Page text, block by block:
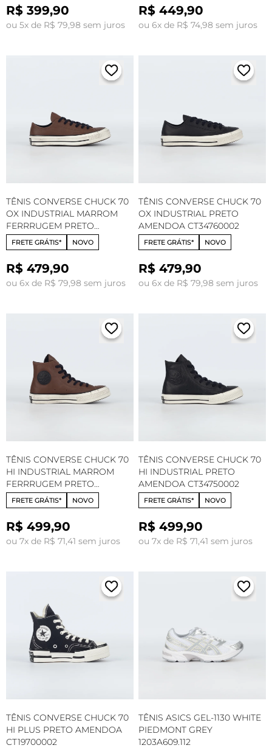
R$ 399,90
ou 5x de R$ 79,98 sem juros
R$ 449,90
ou 6x de R$ 74,98 sem juros
TÊNIS CONVERSE CHUCK 70
OX INDUSTRIAL MARROM
FERRRUGEM PRETO
AMENDOA CT34760001
FRETE GRÁTIS* NOVO
R$ 479,90
ou 6x de R$ 79,98 sem juros
TÊNIS CONVERSE CHUCK 70
OX INDUSTRIAL PRETO
AMENDOA CT34760002
FRETE GRÁTIS* NOVO
R$ 479,90
ou 6x de R$ 79,98 sem juros
TÊNIS CONVERSE CHUCK 70
HI INDUSTRIAL MARROM
FERRRUGEM PRETO
AMENDOA CT34750001
FRETE GRÁTIS* NOVO
R$ 499,90
ou 7x de R$ 71,41 sem juros
TÊNIS CONVERSE CHUCK 70
HI INDUSTRIAL PRETO
AMENDOA CT34750002
FRETE GRÁTIS* NOVO
R$ 499,90
ou 7x de R$ 71,41 sem juros
TÊNIS CONVERSE CHUCK 70
HI PLUS PRETO AMENDOA
CT19700002
TÊNIS ASICS GEL-1130 WHITE
PIEDMONT GREY
1203A609.112